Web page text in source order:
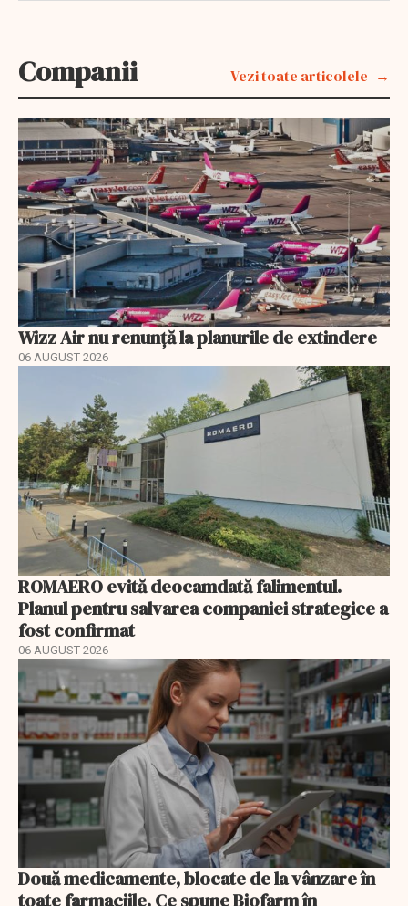
Companii Vezi toate articolele
Wizz Air nu renunță la planurile de extindere
06 AUGUST 2026
ROMAERO evită deocamdată falimentul.
Planul pentru salvarea companiei strategice a
fost confirmat
06 AUGUST 2026
Două medicamente, blocate de la vânzare în
toate farmaciile. Ce spune Biofarm în